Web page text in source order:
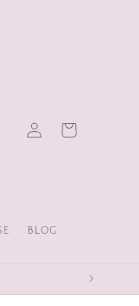
BLOG
Connexion Panier